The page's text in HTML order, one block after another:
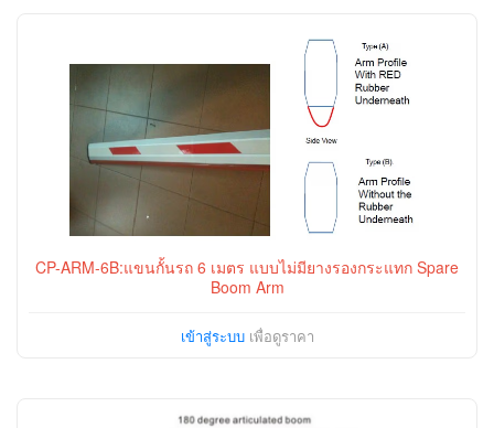
CP-ARM-6B:แขนกั้นรถ 6 เมตร แบบไม่มียางรองกระแทก Spare
Boom Arm
เข้าสู่ระบบเพื่อดูราคา